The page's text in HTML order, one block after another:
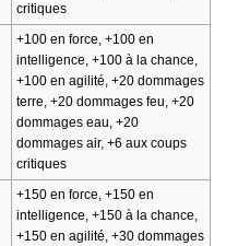
critiques
+100 en force, +100 en
intelligence, +100 à la chance,
+100 en agilité, +20 dommages
terre, +20 dommages feu, +20
dommages eau, +20
dommages air, +6 aux coups
critiques
+150 en force, +150 en
intelligence, +150 à la chance,
+150 en agilité, +30 dommages